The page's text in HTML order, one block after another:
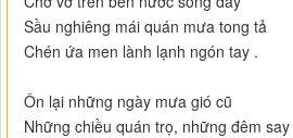
Sầu nghiêng mái quán mưa tong tả
Chén ứa men lành lạnh ngón tay .
Ôn lại những ngày mưa gió cũ
Những chiều quán trọ, những đêm say